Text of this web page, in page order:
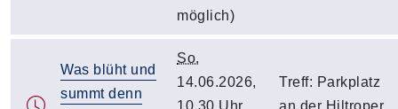
möglich)
Was blüht und
summt denn
So.
14.06.2026,
10.30 Uhr
Treff: Parkplatz
an der Hiltroper